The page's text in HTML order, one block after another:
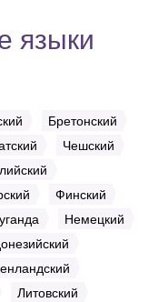
языки
Бретонский
Чешский
Финский
Немецкий
Литовский